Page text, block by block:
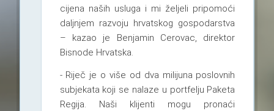
cijena naših usluga i mi željeli pripomoći
daljnjem razvoju hrvatskog gospodarstva
– kazao je Benjamin Cerovac, direktor
Bisnode Hrvatska.
- Riječ je o više od dva milijuna poslovnih
subjekata koji se nalaze u portfelju Paketa
Regija. Naši klijenti mogu pronaći